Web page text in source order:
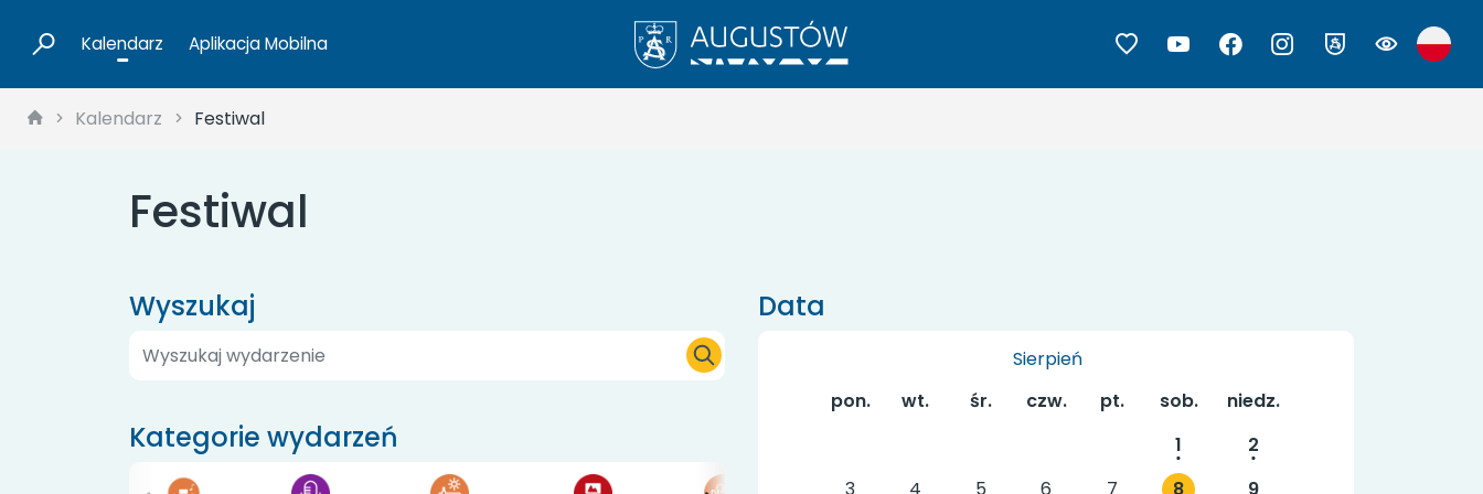
Kalendarz Aplikacja Mobilna
Kalendarz Festiwal
Festiwal
Wyszukaj
Kategorie wydarzeń
Data
Sierpień
pon.
wt. śr. czw. pt. sob.
niedz.
1
2
3
4 5 6 7 8
9